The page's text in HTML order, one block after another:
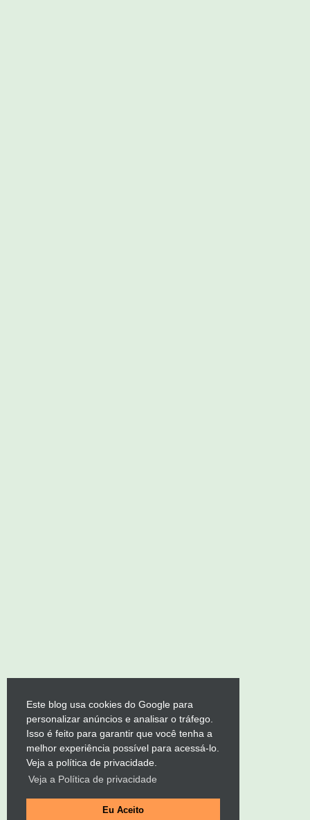
Este blog usa cookies do Google para
personalizar anúncios e analisar o tráfego.
Isso é feito para garantir que você tenha a
melhor experiência possível para acessá-lo.
Veja a política de privacidade.
Veja a Política de privacidade
Eu Aceito